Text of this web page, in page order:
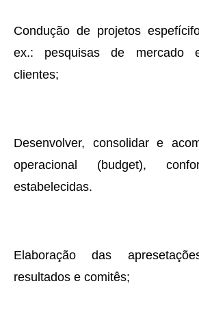
Condução de projetos
ex.: pesquisas de mercado
clientes;
Desenvolver, consolidar e
operacional (budget),
estabelecidas.
Elaboração das
resultados e comitês;